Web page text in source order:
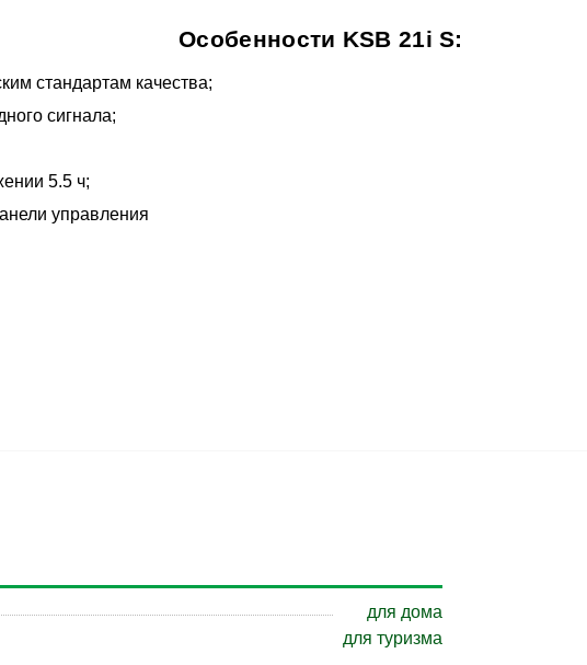
Особенности KSB 21i S:
стандартам качества;
сигнала;
5.5 ч;
управления
для дома
для туризма